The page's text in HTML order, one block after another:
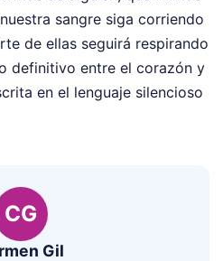
sangre siga corriendo
de ellas seguirá respirando
definitivo entre el corazón y
en el lenguaje silencioso
CG
Gil